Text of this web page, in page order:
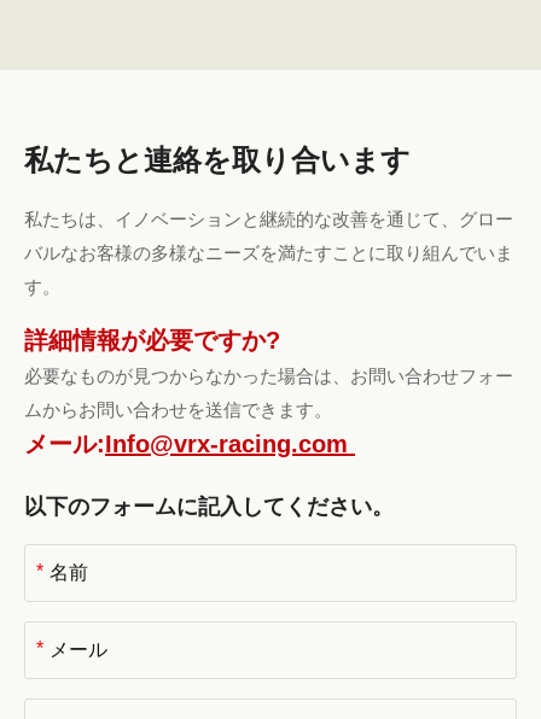
私たちと連絡を取り合います
私たちは、イノベーションと継続的な改善を通じて、グロー
バルなお客様の多様なニーズを満たすことに取り組んでいま
す。
詳細情報が必要ですか?
必要なものが見つからなかった場合は、お問い合わせフォー
ムからお問い合わせを送信できます。
メール:Info@vrx-racing.com
以下のフォームに記入してください。
*
*